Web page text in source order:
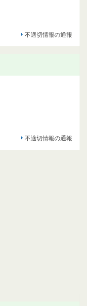
不適切情報の通報
不適切情報の通報